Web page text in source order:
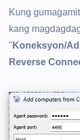
Kung
kang
" Koneksyon/
Reverse